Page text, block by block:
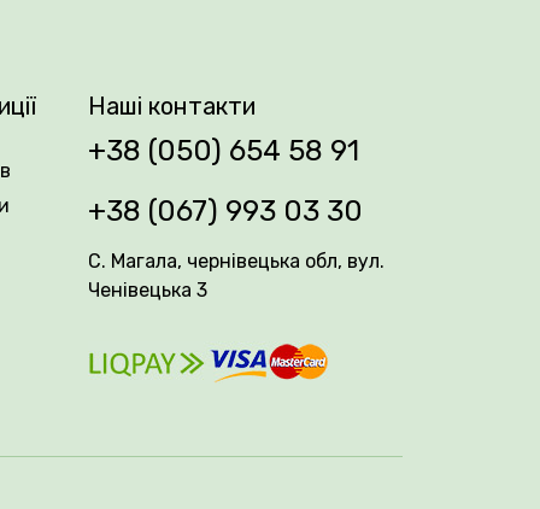
Наші контакти
+38 (050) 654 58 91
+38 (067) 993 03 30
С. Магала, чернівецька обл, вул.
Ченівецька 3